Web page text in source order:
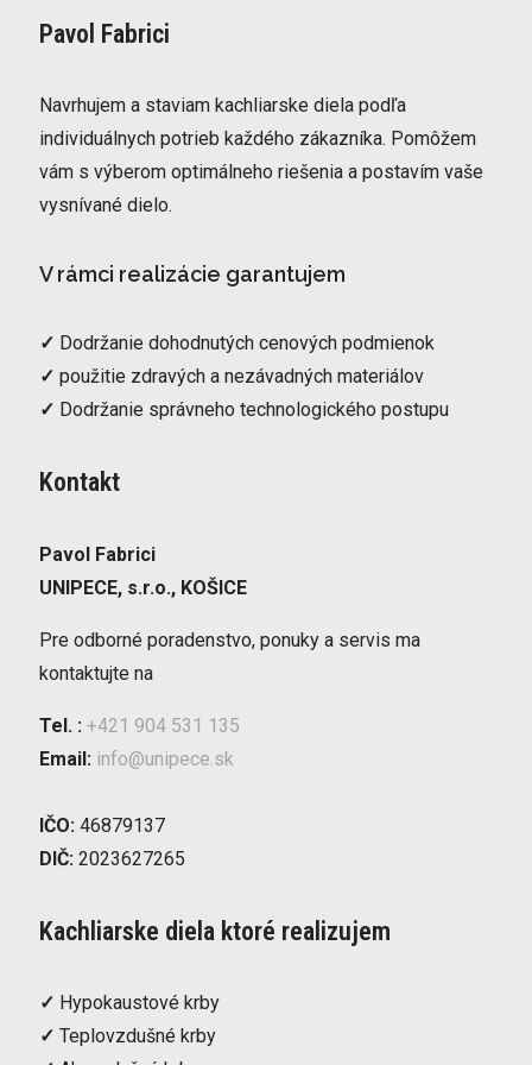
Pavol Fabrici
Navrhujem a staviam kachliarske diela podľa
individuálnych potrieb každého zákazníka. Pomôžem
vám s výberom optimálneho riešenia a postavím vaše
vysnívané dielo.
V rámci realizácie garantujem
✓ Dodržanie dohodnutých cenových podmienok
✓ použitie zdravých a nezávadných materiálov
✓ Dodržanie správneho technologického postupu
Kontakt
Pavol Fabrici
UNIPECE, s.r.o., KOŠICE
Pre odborné poradenstvo, ponuky a servis ma
kontaktujte na
Tel. : +421 904 531 135
Email: info@unipece.sk
IČO: 46879137
DIČ: 2023627265
Kachliarske diela ktoré realizujem
✓ Hypokaustové krby
✓ Teplovzdušné krby